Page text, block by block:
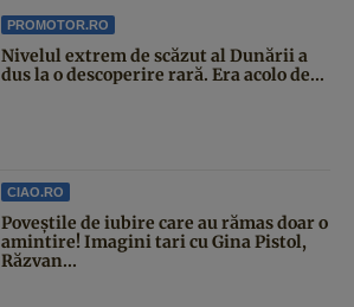
PROMOTOR.RO
Nivelul extrem de scăzut al Dunării a
dus la o descoperire rară. Era acolo de...
CIAO.RO
Poveştile de iubire care au rămas doar o
amintire! Imagini tari cu Gina Pistol,
Răzvan...